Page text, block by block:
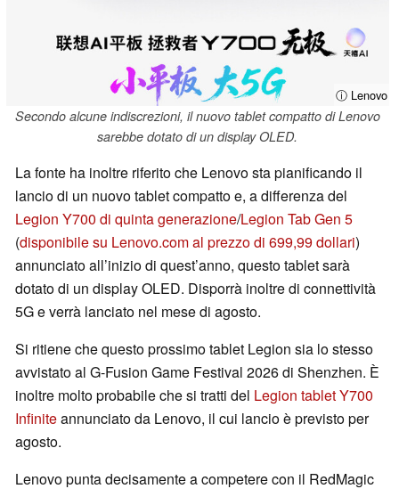
ⓘ Lenovo
Secondo alcune indiscrezioni, il nuovo tablet compatto di Lenovo
sarebbe dotato di un display OLED.
La fonte ha inoltre riferito che Lenovo sta pianificando il
lancio di un nuovo tablet compatto e, a differenza del
Legion Y700 di quinta generazione/Legion Tab Gen 5
(disponibile su Lenovo.com al prezzo di 699,99 dollari)
annunciato all’inizio di quest’anno, questo tablet sarà
dotato di un display OLED. Disporrà inoltre di connettività
5G e verrà lanciato nel mese di agosto.
Si ritiene che questo prossimo tablet Legion sia lo stesso
avvistato al G-Fusion Game Festival 2026 di Shenzhen. È
inoltre molto probabile che si tratti del Legion tablet Y700
Infiniteannunciato da Lenovo, il cui lancio è previsto per
agosto.
Lenovo punta decisamente a competere con il RedMagic